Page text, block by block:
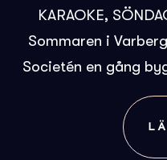
KARAOKE,
Sommaren i
Societén en gång